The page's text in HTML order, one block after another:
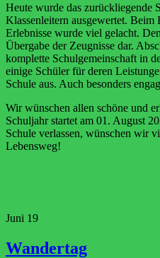
Heute wurde das zurückliegende
Klassenleitern ausgewertet. Beim
Erlebnisse wurde viel gelacht.
Übergabe der Zeugnisse dar.
komplette Schulgemeinschaft in
einige Schüler für deren
Schule aus. Auch besonders
Wir wünschen allen schöne und
Schuljahr startet am 01. August
Schule verlassen, wünschen wir
Lebensweg!
Juni 19
Wandertag